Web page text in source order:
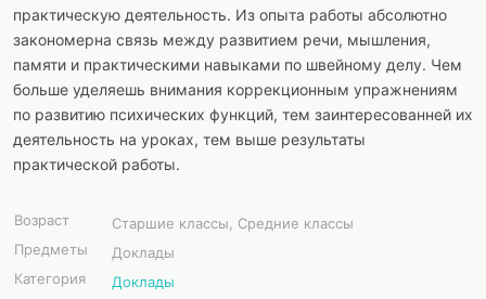
практическую деятельность. Из опыта работы абсолютно
закономерна связь между развитием речи, мышления,
памяти и практическими навыками по швейному делу. Чем
больше уделяешь внимания коррекционным упражнениям
по развитию психических функций, тем заинтересованней их
деятельность на уроках, тем выше результаты
практической работы.
Возраст
Старшие классы, Средние классы
Предметы
Доклады
Категория
Доклады